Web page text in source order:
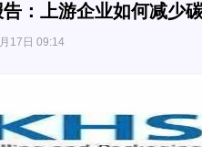
：上游企业如何减少
17日 09:14